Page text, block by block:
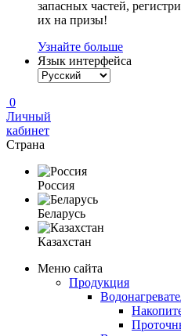
запасных частей,
их на призы!
Узнайте больше
Язык интерфейса
0
Личный
кабинет
Страна
Россия
Беларусь
Казахстан
Меню сайта
Продукция